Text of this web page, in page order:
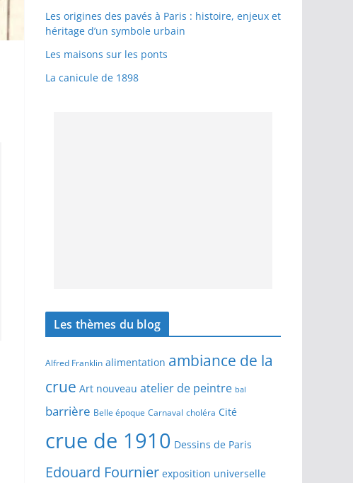
Les origines des pavés à Paris : histoire, enjeux et
héritage d’un symbole urbain
Les maisons sur les ponts
La canicule de 1898
Les thèmes du blog
Alfred Franklin alimentation ambiance de la
crue Art nouveau atelier de peintre bal
barrière Belle époque Carnaval choléra Cité
crue de 1910 Dessins de Paris
Edouard Fournier exposition universelle